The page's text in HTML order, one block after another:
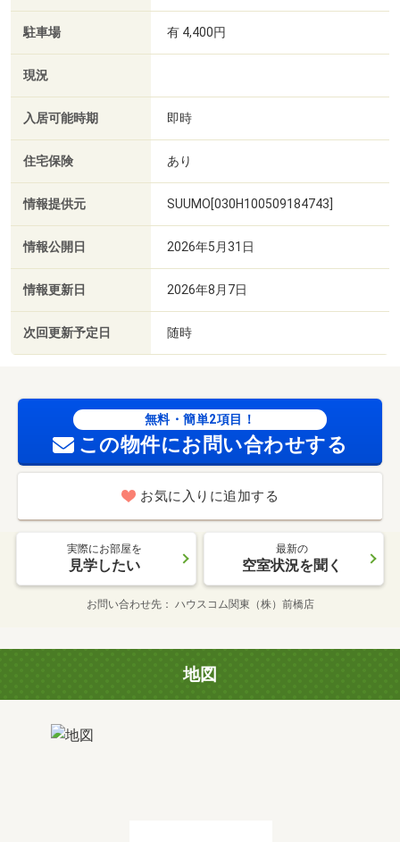
駐車場 有 4,400円
現況
入居可能時期 即時
住宅保険 あり
情報提供元 SUUMO[030H100509184743]
情報公開日 2026年5月31日
情報更新日 2026年8月7日
次回更新予定日 随時
無料・簡単2項目！
この物件にお問い合わせする
お気に入りに追加する
実際にお部屋を
見学したい
最新の
空室状況を聞く
お問い合わせ先 ハウスコム関東（株）前橋店
地図